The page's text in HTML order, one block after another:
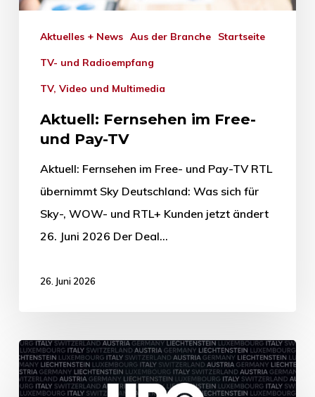
Aktuelles + News Aus der Branche Startseite
TV- und Radioempfang
TV, Video und Multimedia
Aktuell: Fernsehen im Free-
und Pay-TV
Aktuell: Fernsehen im Free- und Pay-TV RTL
übernimmt Sky Deutschland: Was sich für
Sky-, WOW- und RTL+ Kunden jetzt ändert
26. Juni 2026 Der Deal…
26. Juni 2026